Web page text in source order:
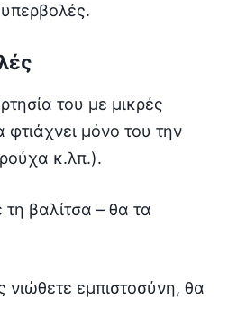
του με μικρές
μόνο του την
κ.λπ.).
βαλίτσα – θα τα
νιώθετε εμπιστοσύνη, θα